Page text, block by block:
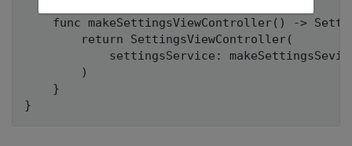
func makeSettingsViewController() ->
        return SettingsViewController(
settingsService:
        )
    }